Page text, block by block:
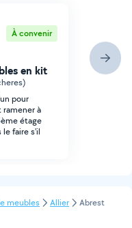
À convenir
en kit
pour
à
étage
le faire s'il
meubles Allier Abrest